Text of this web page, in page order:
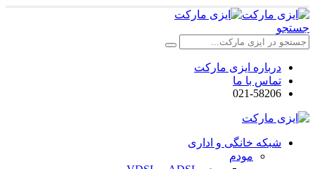
جستجو
درباره ایزی مارکت
تماس با ما
021-58206
شبکه خانگی و اداری
مودم